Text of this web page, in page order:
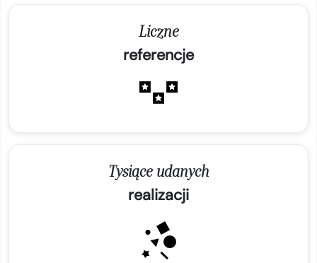
Liczne
referencje
Tysiące udanych
realizacji